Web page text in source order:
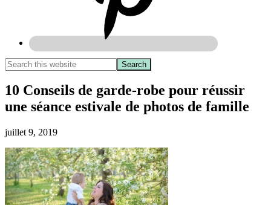
10 Conseils de garde-robe pour réussir
une séance estivale de photos de famille
juillet 9, 2019